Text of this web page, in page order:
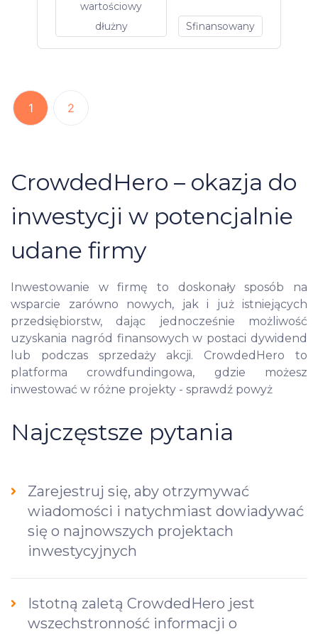
wartościowy
dłużny
Sfinansowany
1 2
CrowdedHero – okazja do
inwestycji w potencjalnie
udane firmy
Inwestowanie w firmę to doskonały sposób na
wsparcie zarówno nowych, jak i już istniejących
przedsiębiorstw, dając jednocześnie możliwość
uzyskania nagród finansowych w postaci dywidend
lub podczas sprzedaży akcji. CrowdedHero to
platforma crowdfundingowa, gdzie możesz
inwestować w różne projekty - sprawdź powyż
Najczęstsze pytania
Zarejestruj się, aby otrzymywać
wiadomości i natychmiast dowiadywać
się o najnowszych projektach
inwestycyjnych
Istotną zaletą CrowdedHero jest
wszechstronność informacji o